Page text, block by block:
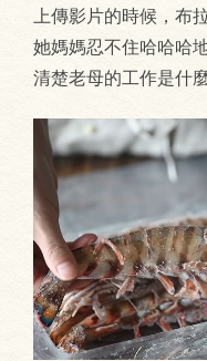
上傳影片的時候，布
她媽媽忍不住哈哈哈
清楚老母的工作是什